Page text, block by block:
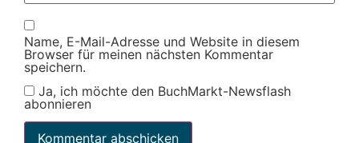
Name, E-Mail-Adresse und Website in diesem
Browser für meinen nächsten Kommentar
speichern.
Ja, ich möchte den BuchMarkt-Newsflash
abonnieren